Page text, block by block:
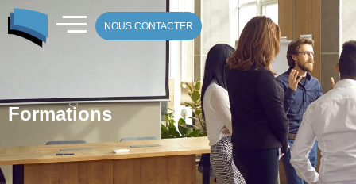
NOUS CONTACTER
Formations